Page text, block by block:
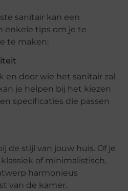
sanitair kan een
enkele tips om je te
te maken:
en door wie het sanitair zal
je helpen bij het kiezen
specificaties die passen
de stijl van jouw huis. Of je
of minimalistisch,
harmonieus
van de kamer.